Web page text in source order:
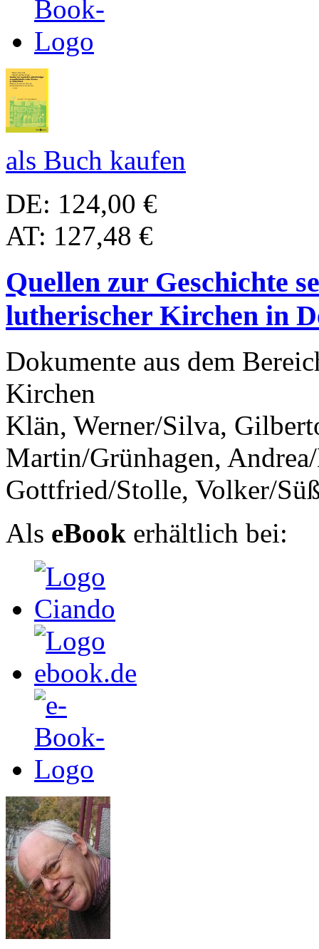
als Buch kaufen
DE: 124,00 €
AT: 127,48 €
Quellen zur Geschichte
lutherischer Kirchen in
Dokumente aus dem
Kirchen
Klän, Werner/Silva,
Martin/Grünhagen,
Gottfried/Stolle, Volker/
Als eBook erhältlich bei: